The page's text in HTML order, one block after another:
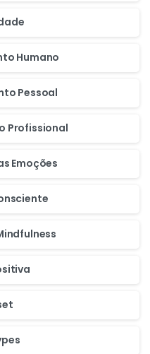
Humano
Pessoal
Profissional
Emoções